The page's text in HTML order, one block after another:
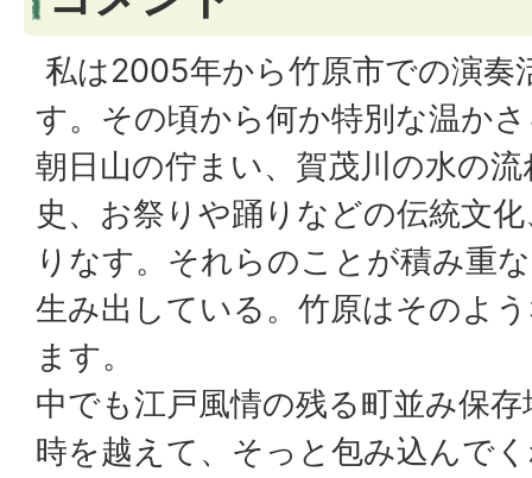
私は2005年から竹原市での演奏
す。その頃から何か特別な温か
朝日山の佇まい、賀茂川の水の
史、お祭りや踊りなどの伝統文
りなす。それらのことが積み重
生み出している。竹原はそのよ
ます。
中でも江戸風情の残る町並み保
時を越えて、そっと包み込んで